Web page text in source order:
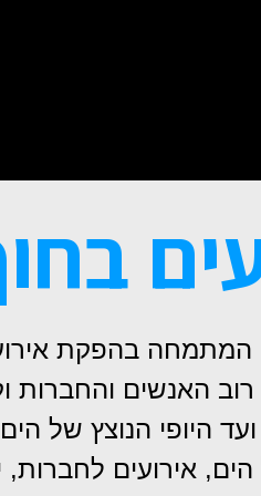
האנשים
היופי הנוצץ של
לחברות,